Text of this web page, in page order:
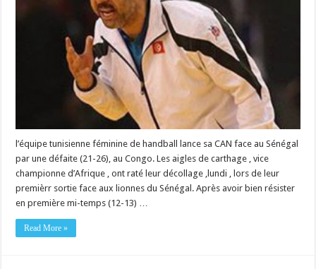
l’équipe tunisienne féminine de handball lance sa CAN face au Sénégal
par une défaite (21-26), au Congo. Les aigles de carthage , vice
championne d’Afrique , ont raté leur décollage ,lundi , lors de leur
premièrr sortie face aux lionnes du Sénégal. Après avoir bien résister
en première mi-temps (12-13) …
Read More »